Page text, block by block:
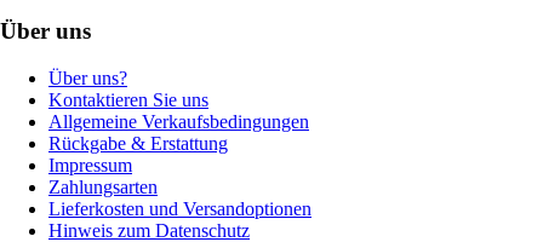
Über uns
Über uns?
Kontaktieren Sie uns
Allgemeine Verkaufsbedingungen
Rückgabe & Erstattung
Impressum
Zahlungsarten
Lieferkosten und Versandoptionen
Hinweis zum Datenschutz